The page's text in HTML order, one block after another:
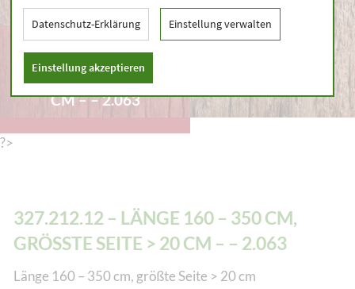
327.212.12 – LÄNGE
160 – 350 CM,
GRÖSSTE SEITE > 20 C
M – – 2.063
?>
327.212.12 – LÄNGE 160 – 350 CM,
GRÖSSTE SEITE > 20 CM – – 2.063
Länge 160 – 350 cm, größte Seite > 20 cm
Datenschutz-Erklärung Einstellung verwalten
Einstellung akzeptieren